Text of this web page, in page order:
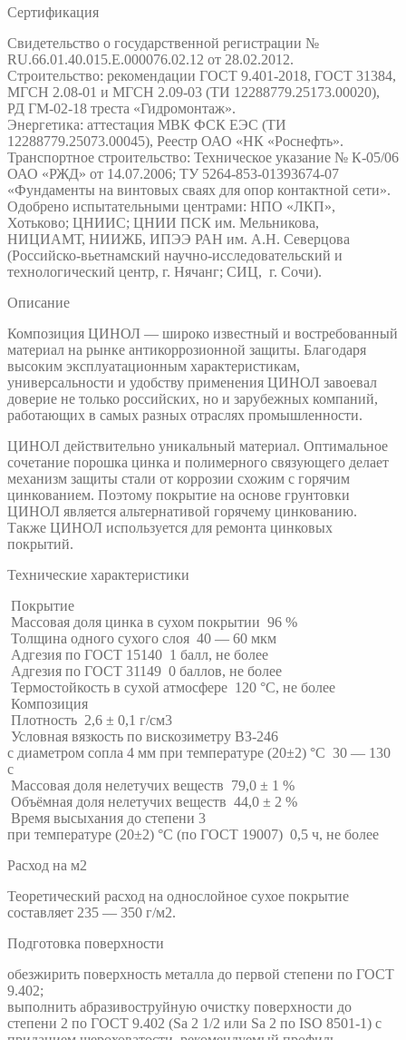
Сертификация
Свидетельство о государственной регистрации №
RU.66.01.40.015.Е.000076.02.12 от 28.02.2012.
Строительство: рекомендации ГОСТ 9.401-2018, ГОСТ 31384,
МГСН 2.08-01 и МГСН 2.09-03 (ТИ 12288779.25173.00020),
РД ГМ-02-18 треста «Гидромонтаж».
Энергетика: аттестация МВК ФСК ЕЭС (ТИ
12288779.25073.00045), Реестр ОАО «НК «Роснефть».
Транспортное строительство: Техническое указание № К-05/06
ОАО «РЖД» от 14.07.2006; ТУ 5264-853-01393674-07
«Фундаменты на винтовых сваях для опор контактной сети».
Одобрено испытательными центрами: НПО «ЛКП»,
Хотьково; ЦНИИС; ЦНИИ ПСК им. Мельникова,
НИЦИАМТ, НИИЖБ, ИПЭЭ РАН им. А.Н. Северцова
(Российско-вьетнамский научно-исследовательский и
технологический центр, г. Нячанг; СИЦ, г. Сочи).
Описание
Композиция ЦИНОЛ — широко известный и востребованный
материал на рынке антикоррозионной защиты. Благодаря
высоким эксплуатационным характеристикам,
универсальности и удобству применения ЦИНОЛ завоевал
доверие не только российских, но и зарубежных компаний,
работающих в самых разных отраслях промышленности.
ЦИНОЛ действительно уникальный материал. Оптимальное
сочетание порошка цинка и полимерного связующего делает
механизм защиты стали от коррозии схожим с горячим
цинкованием. Поэтому покрытие на основе грунтовки
ЦИНОЛ является альтернативой горячему цинкованию.
Также ЦИНОЛ используется для ремонта цинковых
покрытий.
Технические характеристики
Покрытие
Массовая доля цинка в сухом покрытии 96 %
Толщина одного сухого слоя 40 — 60 мкм
Адгезия по ГОСТ 15140 1 балл, не более
Адгезия по ГОСТ 31149 0 баллов, не более
Термостойкость в сухой атмосфере 120 °С, не более
Композиция
Плотность 2,6 ± 0,1 г/см3
Условная вязкость по вискозиметру ВЗ-246
с диаметром сопла 4 мм при температуре (20±2) °С 30 — 130
с
Массовая доля нелетучих веществ 79,0 ± 1 %
Объёмная доля нелетучих веществ 44,0 ± 2 %
Время высыхания до степени 3
при температуре (20±2) °С (по ГОСТ 19007) 0,5 ч, не более
Расход на м2
Теоретический расход на однослойное сухое покрытие
составляет 235 — 350 г/м2.
Подготовка поверхности
обезжирить поверхность металла до первой степени по ГОСТ
9.402;
выполнить абразивоструйную очистку поверхности до
степени 2 по ГОСТ 9.402 (Sa 2 1/2 или Sa 2 по ISО 8501-1) с